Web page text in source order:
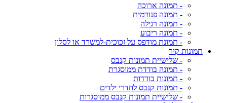
- תמונה ארוכה
- תמונה פנורמית
- תמונה רגילה
- תמונה ריבוע
- תמונת מודפס על זכוכית-למשרד או לסלון
תמונות קיר
- שלישיית תמונות קנבס
- תמונה בודדת ממוסגרת
- תמונות בודדות
- תמונות קנבס לחדרי ילדים
- שלישיית תמונות קנבס ממוסגרות